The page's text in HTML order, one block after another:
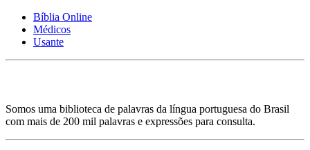
Bíblia Online
Médicos
Usante
Somos uma biblioteca de palavras da língua portuguesa do Brasil
com mais de 200 mil palavras e expressões para consulta.